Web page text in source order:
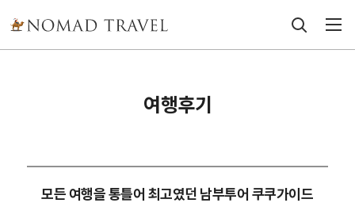
여행후기
모든 여행을 통틀어 최고였던 남부투어 쿠쿠가이드